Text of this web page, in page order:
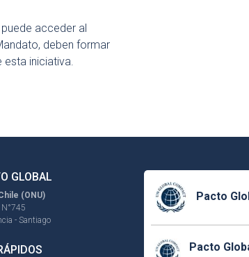
acceder al
deben formar
esta iniciativa.
GLOBAL
(ONU)
N°745
- Santiago
Pacto
Pacto